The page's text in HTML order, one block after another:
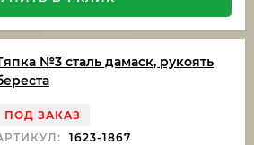
№3 сталь дамаск, рукоять
ПОД ЗАКАЗ
1623-1867